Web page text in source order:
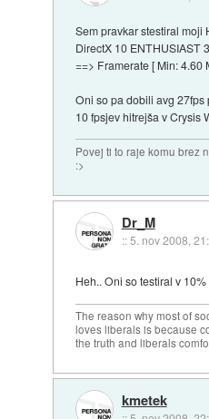
Sem pravkar stestiral moji
DirectX 10 ENTHUSIAST
==> Framerate [ Min: 4.60
Oni so pa dobili avg 27fps
10 fpsjev hitrejša v Crysis
Povej ti to raje komu brez
:>
Dr_M
::5. nov 2008,
Heh.. Oni so testiral v
The reason why most of
loves liberals is because
the truth and liberals
kmetek